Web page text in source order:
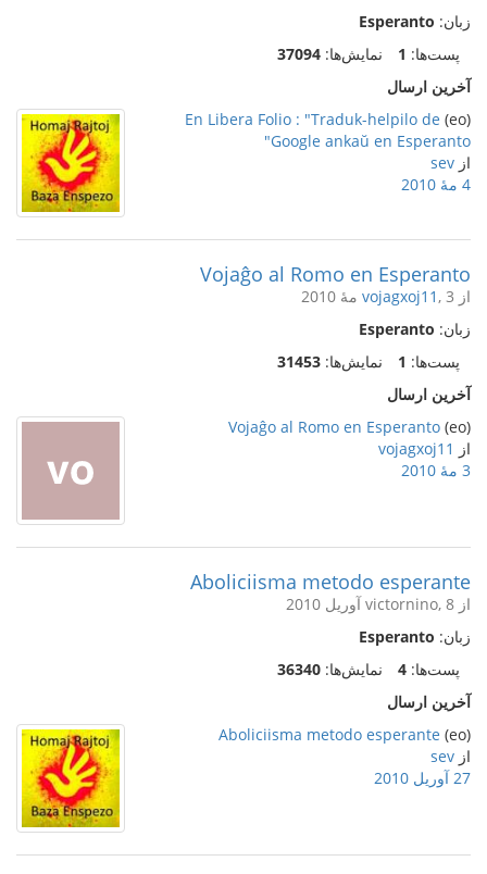
زبان: Esperanto
پست‌ها: 1 نمایش‌ها: 37094
آخرین ارسال
(eo)
En Libera Folio : "Traduk-helpilo de
Google ankaŭ en Esperanto"
از sev
4 مهٔ 2010
Vojaĝo al Romo en Esperanto
از vojagxoj11 , 3 مهٔ 2010
زبان: Esperanto
پست‌ها: 1 نمایش‌ها: 31453
آخرین ارسال
(eo)
Vojaĝo al Romo en Esperanto
از vojagxoj11
3 مهٔ 2010
Aboliciisma metodo esperante
از victornino, 8 آوریل 2010
زبان: Esperanto
پست‌ها: 4 نمایش‌ها: 36340
آخرین ارسال
(eo)
Aboliciisma metodo esperante
از sev
27 آوریل 2010